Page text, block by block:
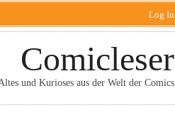
Log In
Comicleser
und Kurioses aus der Welt der Comics